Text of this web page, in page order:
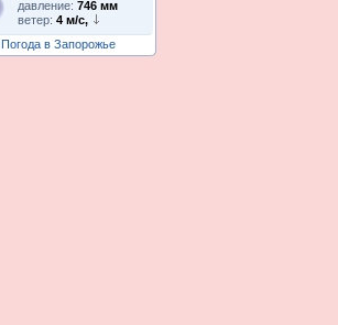
давление: 746 мм
ветер: 4 м/с,
Погода в Запорожье